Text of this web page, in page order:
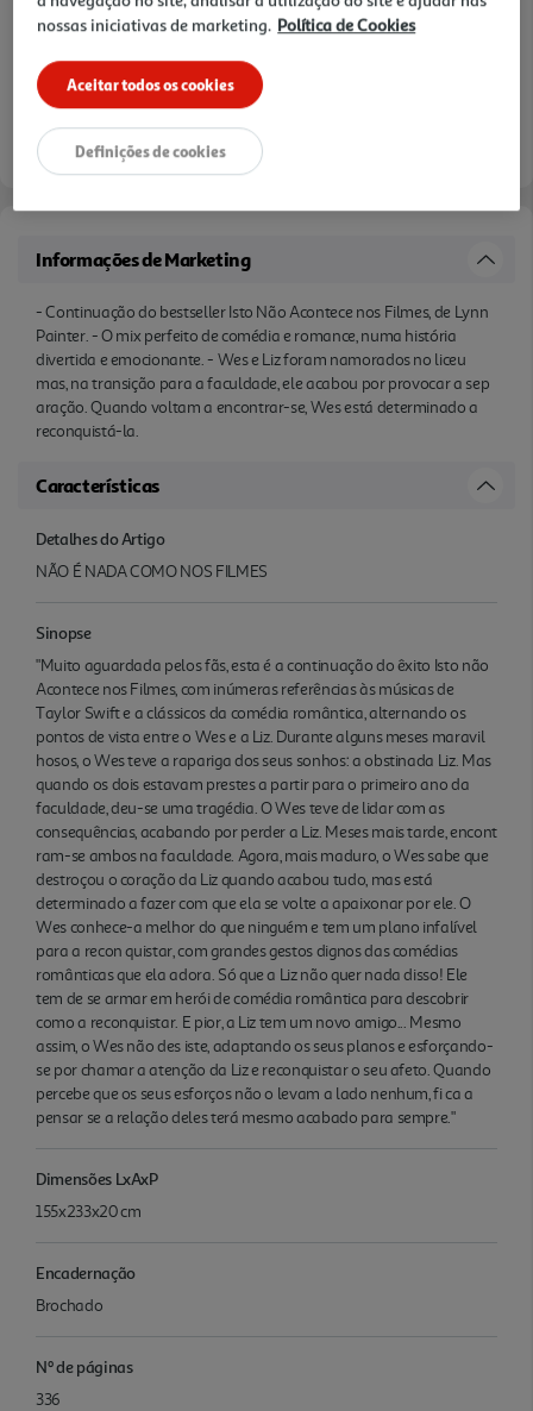
Informações de Marketing
- Continuação do bestseller Isto Não Acontece nos Filmes, de Lynn
Painter. - O mix perfeito de comédia e romance, numa história
divertida e emocionante. - Wes e Liz foram namorados no liceu
mas, na transição para a faculdade, ele acabou por provocar a sep
aração. Quando voltam a encontrar-se, Wes está determinado a
reconquistá-la.
Características
Detalhes do Artigo
NÃO É NADA COMO NOS FILMES
Sinopse
"Muito aguardada pelos fãs, esta é a continuação do êxito Isto não
Acontece nos Filmes, com inúmeras referências às músicas de
Taylor Swift e a clássicos da comédia romântica, alternando os
pontos de vista entre o Wes e a Liz. Durante alguns meses maravil
hosos, o Wes teve a rapariga dos seus sonhos: a obstinada Liz. Mas
quando os dois estavam prestes a partir para o primeiro ano da
faculdade, deu-se uma tragédia. O Wes teve de lidar com as
consequências, acabando por perder a Liz. Meses mais tarde, encont
ram-se ambos na faculdade. Agora, mais maduro, o Wes sabe que
destroçou o coração da Liz quando acabou tudo, mas está
determinado a fazer com que ela se volte a apaixonar por ele. O
Wes conhece-a melhor do que ninguém e tem um plano infalível
para a recon quistar, com grandes gestos dignos das comédias
românticas que ela adora. Só que a Liz não quer nada disso! Ele
tem de se armar em herói de comédia romântica para descobrir
como a reconquistar. E pior, a Liz tem um novo amigo... Mesmo
assim, o Wes não des iste, adaptando os seus planos e esforçando-
se por chamar a atenção da Liz e reconquistar o seu afeto. Quando
percebe que os seus esforços não o levam a lado nenhum, fi ca a
pensar se a relação deles terá mesmo acabado para sempre."
Dimensões LxAxP
155x233x20 cm
Encadernação
Brochado
Nº de páginas
336
nossas iniciativas de marketing. Política de Cookies
Aceitar todos os cookies
Definições de cookies